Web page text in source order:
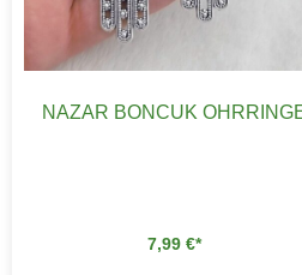
NAZAR BONCUK
7,99 €